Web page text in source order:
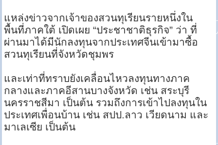
แหล่งข่าวจากเจ้าของสวนทุเรียนรายหนึ่งใน
พื้นที่ภาคใต้ เปิดเผย “ประชาชาติธุรกิจ” ว่า ที่
ผ่านมาได้มีนักลงทุนจากประเทศจีนเข้ามาซื้อ
สวนทุเรียนที่จังหวัดชุมพร
และเท่าที่ทราบยังเคลื่อนไหวลงทุนทางภาค
กลางและภาคอีสานบางจังหวัด เช่น สระบุรี
นครราชสีมา เป็นต้น รวมถึงการเข้าไปลงทุนใน
ประเทศเพื่อนบ้าน เช่น สปป.ลาว เวียดนาม และ
มาเลเซีย เป็นต้น